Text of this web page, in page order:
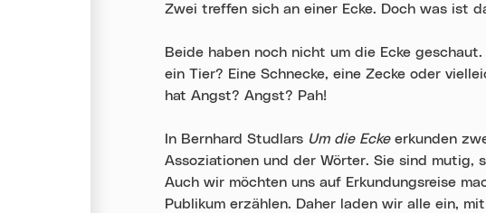
Zwei treffen sich an einer Ecke. Doch was ist
Beide haben noch nicht um die Ecke
ein Tier? Eine Schnecke, eine Zecke oder
hat Angst? Angst? Pah!
In Bernhard Studlars Um die Eckeerkunden
Assoziationen und der Wörter. Sie sind mutig,
Auch wir möchten uns auf Erkundungsreise
Publikum erzählen. Daher laden wir alle ein,